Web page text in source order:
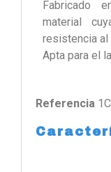
Fabricado
material
resistencia al
Apta para el
Referencia